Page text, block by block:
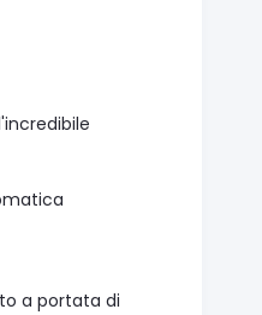
a portata di